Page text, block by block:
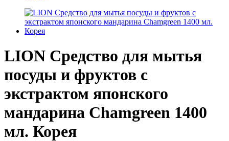
LION Средство для мытья
посуды и фруктов с
экстрактом японского
мандарина Chamgreen 1400
мл. Корея